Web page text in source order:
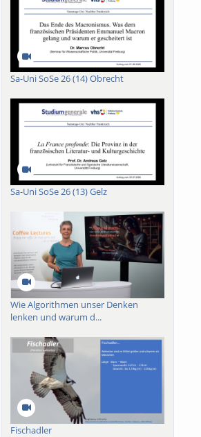
Sa-Uni SoSe 26 (14) Obrecht
Sa-Uni SoSe 26 (13) Gelz
Wie Algorithmen unser Denken
lenken und warum d...
Fischadler